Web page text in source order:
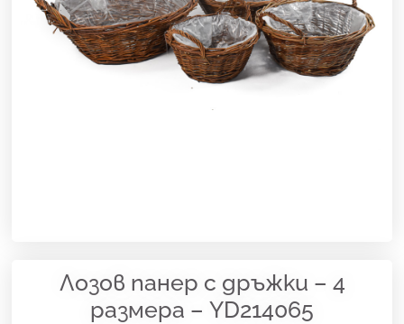
Лозов панер с дръжки – 4
размера – YD214065